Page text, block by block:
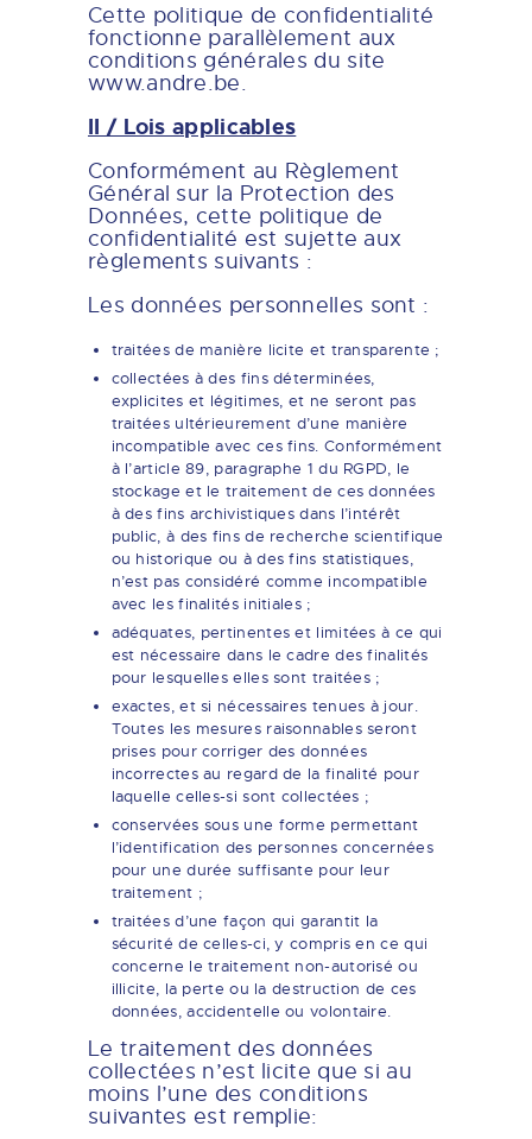
Cette politique de confidentialité
fonctionne parallèlement aux
conditions générales du site
www.andre.be.
II / Lois applicables
Conformément au Règlement
Général sur la Protection des
Données, cette politique de
confidentialité est sujette aux
règlements suivants :
Les données personnelles sont :
traitées de manière licite et transparente ;
collectées à des fins déterminées,
explicites et légitimes, et ne seront pas
traitées ultérieurement d’une manière
incompatible avec ces fins. Conformément
à l’article 89, paragraphe 1 du RGPD, le
stockage et le traitement de ces données
à des fins archivistiques dans l’intérêt
public, à des fins de recherche scientifique
ou historique ou à des fins statistiques,
n’est pas considéré comme incompatible
avec les finalités initiales ;
adéquates, pertinentes et limitées à ce qui
est nécessaire dans le cadre des finalités
pour lesquelles elles sont traitées ;
exactes, et si nécessaires tenues à jour.
Toutes les mesures raisonnables seront
prises pour corriger des données
incorrectes au regard de la finalité pour
laquelle celles-si sont collectées ;
conservées sous une forme permettant
l’identification des personnes concernées
pour une durée suffisante pour leur
traitement ;
traitées d’une façon qui garantit la
sécurité de celles-ci, y compris en ce qui
concerne le traitement non-autorisé ou
illicite, la perte ou la destruction de ces
données, accidentelle ou volontaire.
Le traitement des données
collectées n’est licite que si au
moins l’une des conditions
suivantes est remplie: